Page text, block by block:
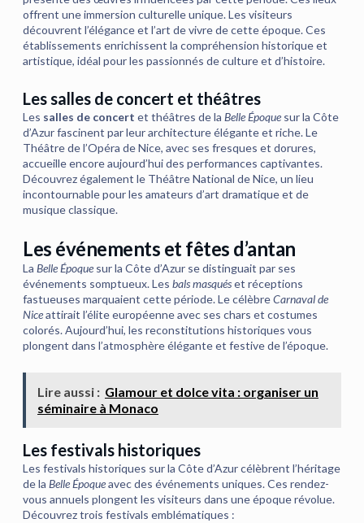
offrent une immersion culturelle unique. Les visiteurs
découvrent l’élégance et l’art de vivre de cette époque. Ces
établissements enrichissent la compréhension historique et
artistique, idéal pour les passionnés de culture et d’histoire.
Les salles de concert et théâtres
Les salles de concert et théâtres de la Belle Époque sur la Côte
d’Azur fascinent par leur architecture élégante et riche. Le
Théâtre de l’Opéra de Nice, avec ses fresques et dorures,
accueille encore aujourd’hui des performances captivantes.
Découvrez également le Théâtre National de Nice, un lieu
incontournable pour les amateurs d’art dramatique et de
musique classique.
Les événements et fêtes d’antan
La Belle Époque sur la Côte d’Azur se distinguait par ses
événements somptueux. Les bals masquéset réceptions
fastueuses marquaient cette période. Le célèbreCarnaval de
Niceattirait l’élite européenne avec ses chars et costumes
colorés. Aujourd’hui, les reconstitutions historiques vous
plongent dans l’atmosphère élégante et festive de l’époque.
Lire aussi : Glamour et dolce vita : organiser un
séminaire à Monaco
Les festivals historiques
Les festivals historiques sur la Côte d’Azur célèbrent l’héritage
de la Belle Époqueavec des événements uniques. Ces rendez-
vous annuels plongent les visiteurs dans une époque révolue.
Découvrez trois festivals emblématiques :